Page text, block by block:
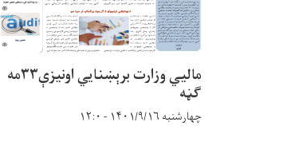
مالیي وزارت برېښنایي اونیزې۳۳مه
ګڼه
چهارشنبه ۱۴۰۱/۹/۱۶ - ۱۲:۰